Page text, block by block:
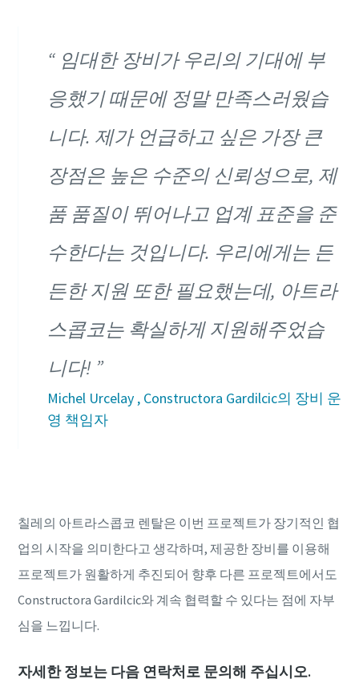
임대한 장비가 우리의 기대에 부
응했기 때문에 정말 만족스러웠습
니다. 제가 언급하고 싶은 가장 큰
장점은 높은 수준의 신뢰성으로, 제
품 품질이 뛰어나고 업계 표준을 준
수한다는 것입니다. 우리에게는 든
든한 지원 또한 필요했는데, 아트라
스콥코는 확실하게 지원해주었습
니다!
Michel Urcelay , Constructora Gardilcic의 장비 운
영 책임자
칠레의 아트라스콥코 렌탈은 이번 프로젝트가 장기적인 협
업의 시작을 의미한다고 생각하며, 제공한 장비를 이용해
프로젝트가 원활하게 추진되어 향후 다른 프로젝트에서도
Constructora Gardilcic와 계속 협력할 수 있다는 점에 자부
심을 느낍니다.
자세한 정보는 다음 연락처로 문의해 주십시오.